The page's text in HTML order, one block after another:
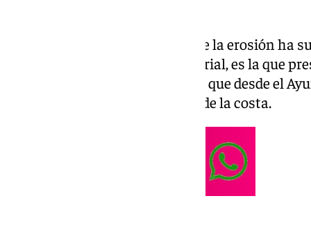
“La playa de la Fontanilla, donde la erosión ha
10.000 metros cúbicos de material, es la que
apuntado López y ha asegurado que desde el
situación para la recuperación de la costa.